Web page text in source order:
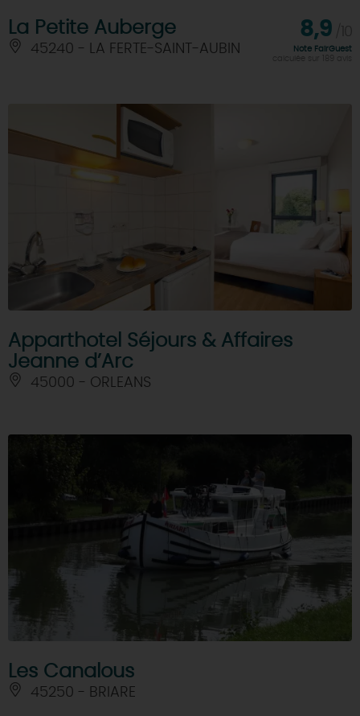
La Petite Auberge
45240 - LA FERTE-SAINT-AUBIN
8,9
Note FairGuest
calculée sur 189 avis
Apparthotel Séjours & Affaires
Jeanne d’Arc
45000 - ORLEANS
Les Canalous
45250 - BRIARE